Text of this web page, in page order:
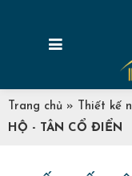
Trang chủ » Thiết kế
HỘ - TÂN CỔ ĐIỂN